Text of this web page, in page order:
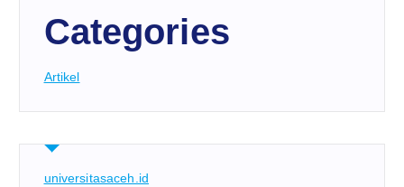
Categories
Artikel
universitasaceh.id